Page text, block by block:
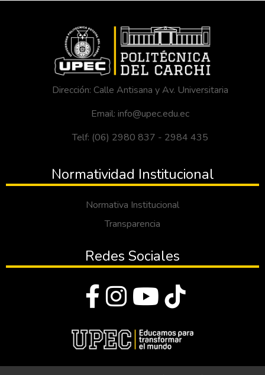
Dirección: Calle Antisana y Av. Universitaria
Email: info@upec.edu.ec
Telf: (06) 2980 837 - 2984 435
Normatividad Institucional
Normativa Institucional
Transparencia
Redes Sociales